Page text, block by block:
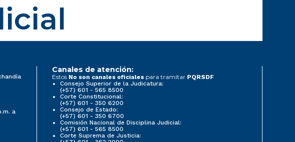
a
Canales de atención:
Estos No son canales oficiales para tramitar PQRSDF
Consejo Superior de la Judicatura:
(+57) 601 - 565 8500
Corte Constitucional:
(+57) 601 - 350 6200
Consejo de Estado:
(+57) 601 - 350 6700
Comisión Nacional de Disciplina Judicial:
(+57) 601 - 565 8500
Corte Suprema de Justicia: